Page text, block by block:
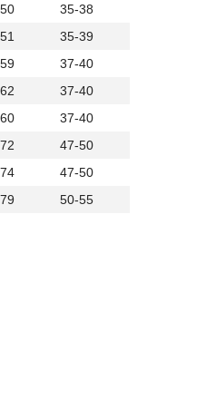
35-38
35-39
37-40
37-40
37-40
47-50
47-50
50-55